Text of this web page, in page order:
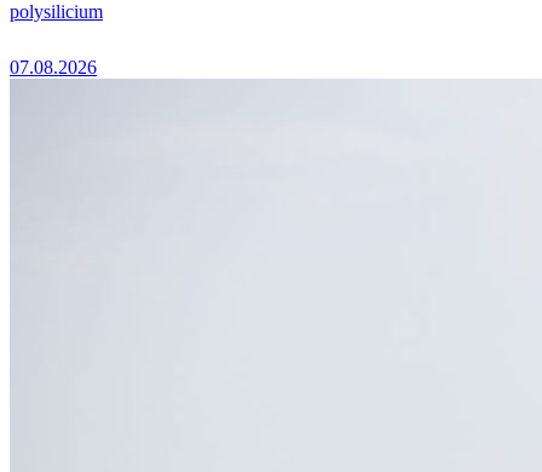
polysilicium
07.08.2026